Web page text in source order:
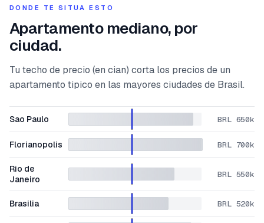
DONDE TE SITUA ESTO
Apartamento mediano, por
ciudad.
Tu techo de precio (en cian) corta los precios de un
apartamento tipico en las mayores ciudades de Brasil.
Sao Paulo BRL 650k
Florianopolis BRL 700k
Rio de
Janeiro
BRL 550k
Brasilia BRL 520k